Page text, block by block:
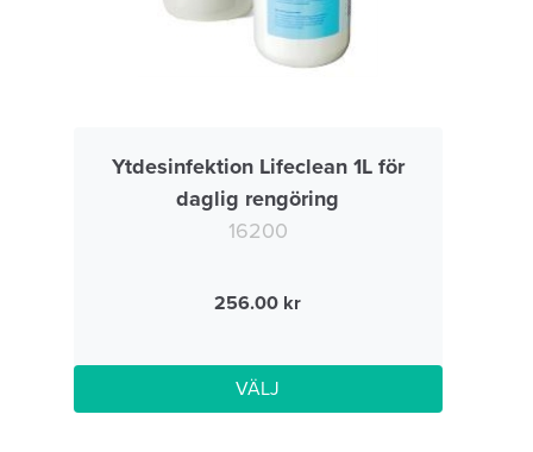
Ytdesinfektion Lifeclean 1L för
daglig rengöring
16200
256.00
VÄLJ